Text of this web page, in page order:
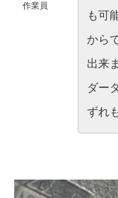
作業員
も可
から
出来
ダー
ずれ